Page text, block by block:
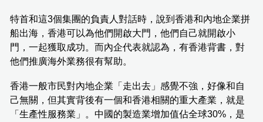
特首和這3個集團的負責人對話時，說到香港和內地企業拼
船出海，香港可以為他們開啟大門，他們自己就開啟小
門，一起獲取成功。而內企代表就認為，有香港背書，對
他們推廣海外業務很有幫助。
香港一般市民對內地企業「走出去」感覺不強，好像和自
己無關，但其實背後有一個和香港相關的重大產業，就是
「生產性服務業」。中國的製造業增加值佔全球30%，是